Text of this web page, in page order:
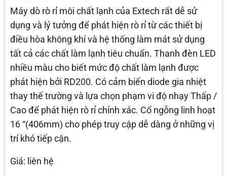
Máy dò rò rỉ môi chất lạnh của Extech rất dễ sử
dụng và lý tưởng để phát hiện rò rỉ từ các thiết bị
điều hòa không khí và hệ thống làm mát sử dụng
tất cả các chất làm lạnh tiêu chuẩn. Thanh đèn LED
nhiều màu cho biết mức độ chất làm lạnh được
phát hiện bởi RD200. Có cảm biến diode gia nhiệt
thay thế trường và lựa chọn phạm vi độ nhạy Thấp /
Cao để phát hiện rò rỉ chính xác. Cổ ngỗng linh hoạt
16 “(406mm) cho phép truy cập dễ dàng ở những vị
trí khó tiếp cận.
Giá: liên hệ